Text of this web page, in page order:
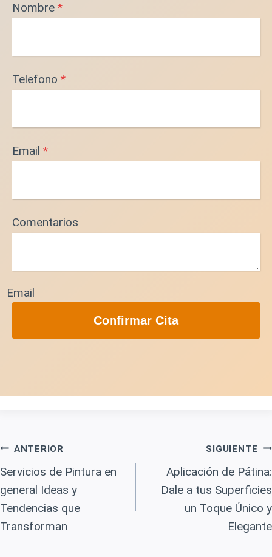
Nombre *
Telefono *
Email *
Comentarios
Email
Confirmar Cita
Navegación
De
Entradas
ANTERIOR
Servicios de Pintura en
general Ideas y
Tendencias que
Transforman
SIGUIENTE
Aplicación de Pátina:
Dale a tus Superficies
un Toque Único y
Elegante